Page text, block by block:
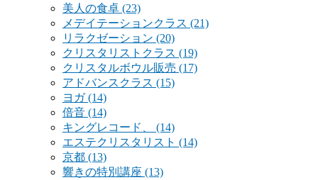
美人の食卓 (23)
メデイテーションクラス (21)
リラクゼーション (20)
クリスタリストクラス (19)
クリスタルボウル販売 (17)
アドバンスクラス (15)
ヨガ(14)
倍音 (14)
キングレコード、 (14)
エステクリスタリスト (14)
京都 (13)
響きの特別講座 (13)